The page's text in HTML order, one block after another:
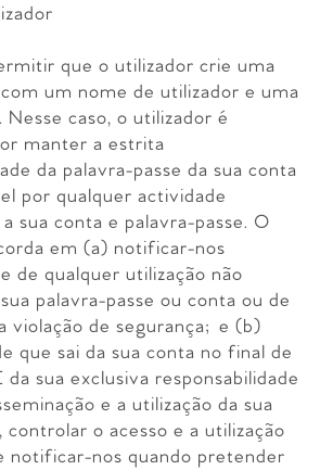
que o utilizador crie uma
um nome de utilizador e uma
Nesse caso, o utilizador é
manter a estrita
da palavra-passe da sua conta
por qualquer actividade
sua conta e palavra-passe. O
em (a) notificar-nos
de qualquer utilização não
palavra-passe ou conta ou de
violação de segurança; e (b)
que sai da sua conta no final de
da sua exclusiva responsabilidade
e a utilização da sua
controlar o acesso e a utilização
notificar-nos quando pretender